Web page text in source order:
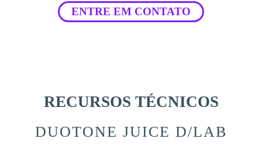
ENTRE EM CONTATO
RECURSOS TÉCNICOS
DUOTONE JUICE D/LAB